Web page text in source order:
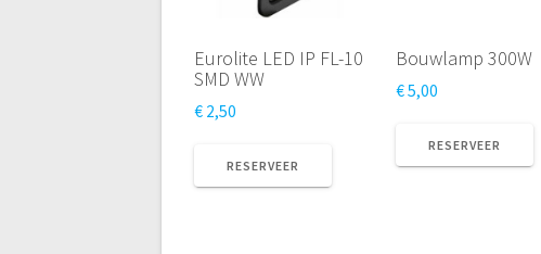
Eurolite LED IP FL-10
SMD WW
€ 2,50
RESERVEER
Bouwlamp 300W
€5,00
RESERVEER